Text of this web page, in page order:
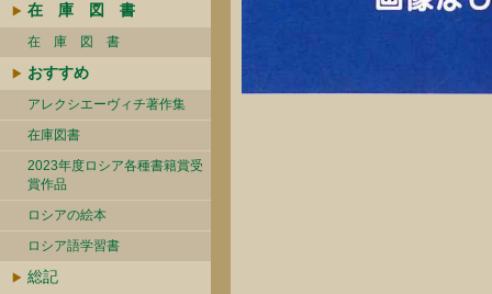
在 庫 図 書
在 庫 図 書
おすすめ
アレクシエーヴィチ著作集
在庫図書
2023年度ロシア各種書籍賞受
賞作品
ロシアの絵本
ロシア語学習書
総記